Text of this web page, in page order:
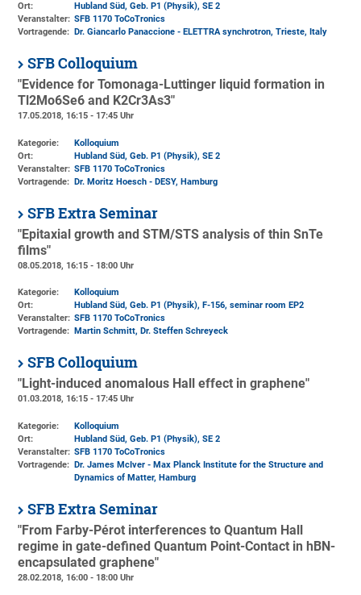
Ort:
Hubland Süd, Geb. P1 (Physik), SE 2
Veranstalter: SFB 1170 ToCoTronics
Vortragende:
Dr. Giancarlo Panaccione - ELETTRA synchrotron, Trieste, Italy
SFB Colloquium
"Evidence for Tomonaga-Luttinger liquid formation in
Tl2Mo6Se6 and K2Cr3As3"
17.05.2018, 16:15 - 17:45 Uhr
Kategorie:
Kolloquium
Ort:
Hubland Süd, Geb. P1 (Physik), SE 2
Veranstalter: SFB 1170 ToCoTronics
Vortragende: Dr. Moritz Hoesch - DESY, Hamburg
SFB Extra Seminar
"Epitaxial growth and STM/STS analysis of thin SnTe
films"
08.05.2018, 16:15 - 18:00 Uhr
Kategorie:
Kolloquium
Ort:
Hubland Süd, Geb. P1 (Physik), F-156, seminar room EP2
Veranstalter: SFB 1170 ToCoTronics
Vortragende:
Martin Schmitt, Dr. Steffen Schreyeck
SFB Colloquium
"Light-induced anomalous Hall effect in graphene"
01.03.2018, 16:15 - 17:45 Uhr
Kategorie:
Kolloquium
Ort:
Hubland Süd, Geb. P1 (Physik), SE 2
Veranstalter: SFB 1170 ToCoTronics
Vortragende: Dr. James McIver - Max Planck Institute for the Structure and
Dynamics of Matter, Hamburg
SFB Extra Seminar
"From Farby-Pérot interferences to Quantum Hall
regime in gate-defined Quantum Point-Contact in hBN-
encapsulated graphene"
28.02.2018, 16:00 - 18:00 Uhr